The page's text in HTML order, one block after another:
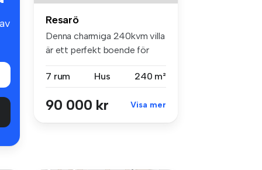
Resarö
Denna charmiga 240kvm villa
är ett perfekt boende för
7 rum
Hus 240 m²
90 000 kr Visa mer